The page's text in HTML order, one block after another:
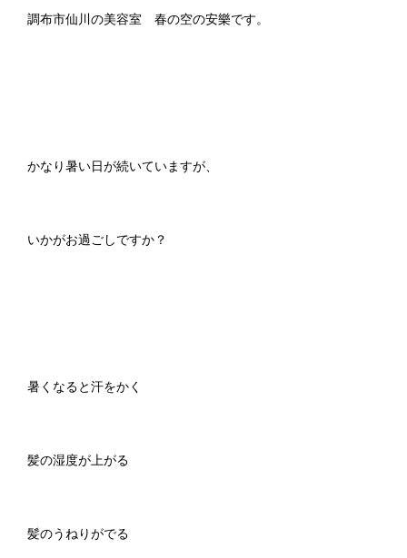
調布市仙川の美容室 春の空の安樂です。
かなり暑い日が続いていますが、
いかがお過ごしですか？
暑くなると汗をかく
髪の湿度が上がる
髪のうねりがでる